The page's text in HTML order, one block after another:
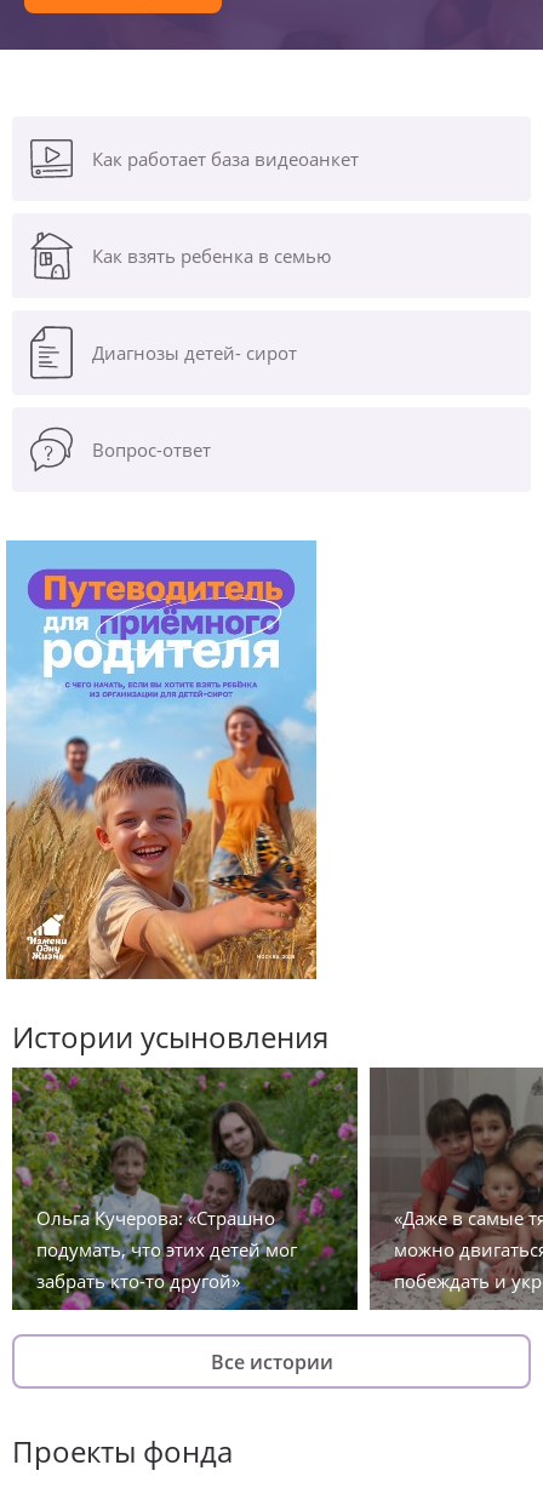
Как работает база видеоанкет
Как взять ребенка в семью
Диагнозы детей- сирот
Вопрос-ответ
Истории усыновления
Ольга Кучерова: «Страшно
подумать, что этих детей мог
забрать кто-то другой»
«Даже в самые
можно
побеждать и
Все истории
Проекты фонда